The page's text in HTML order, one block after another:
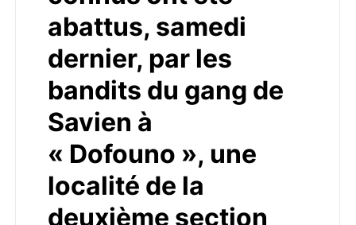
abattus, samedi
dernier, par les
bandits du gang de
Savien à
« Dofouno », une
localité de la
deuxième section